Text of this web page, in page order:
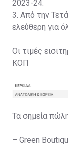
2023-24.
3. Από την
ελεύθερη για
Οι τιμές
ΚΟΠ
Τα σημεία
– Green